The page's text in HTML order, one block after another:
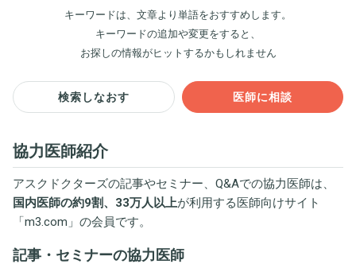
キーワードは、文章より単語をおすすめします。
キーワードの追加や変更をすると、
お探しの情報がヒットするかもしれません
検索しなおす 医師に相談
協力医師紹介
アスクドクターズの記事やセミナー、Q&Aでの協力医師は、
国内医師の約9割、33万人以上が利用する医師向けサイト
「m3.com 」の会員です。
記事・セミナーの協力医師